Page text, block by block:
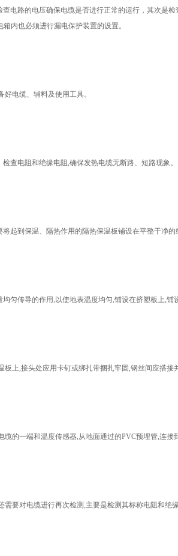
电路的电压确保电缆是否进行正常的运行，其次是
内也必须进行漏电保护装置的设置。
电缆、辅料及使用工具。
查电阻和绝缘电阻,确保发热电缆无断路、短路现象。
起到保温、隔热作用的隔热保温板铺设在平整干净的
匀传导的作用,以使地表温度均匀,铺设在挤塑板上,铺
板上,接头处应用卡钉或绑扎带捆扎牢固,钢丝间应搭接
缆的一端和温度传感器,从地面通过的PVC预埋管,连接
需要对电缆进行再次检测,主要是检测其标称电阻和绝